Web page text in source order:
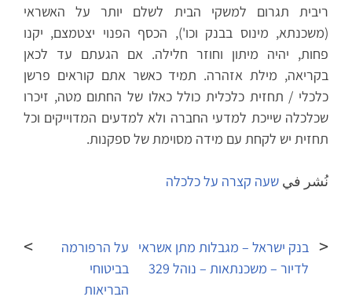
ריבית תגרום למשקי הבית לשלם יותר על האשראי
(משכנתא, מינוס בבנק וכו'), הכסף הפנוי יצטמצם, יקנו
פחות, יהיה מיתון וחוזר חלילה. אם הגעתם עד לכאן
בקריאה, מילת אזהרה. תמיד כאשר אתם קוראים פרשן
כלכלי / תחזית כלכלית כולל כאלו של החתום מטה, זיכרו
שכלכלה שייכת למדעי החברה ולא למדעים המדוייקים וכל
תחזית יש לקחת עם מידה מסוימת של ספקנות.
نُشر في שעה קצרה על כלכלה
المقالات
בנק ישראל – מגבלות מתן אשראי
לדיור – משכנתאות – נוהל 329
על הרפורמה
בביטוחי
הבריאות